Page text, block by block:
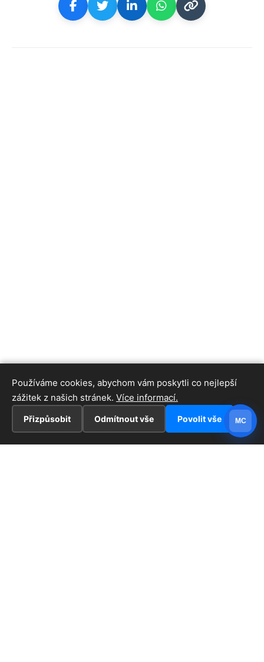
Používáme cookies, abychom vám poskytli co nejlepší
zážitek z našich stránek. Více informací.
Přizpůsobit Odmítnout vše Povolit vše MC